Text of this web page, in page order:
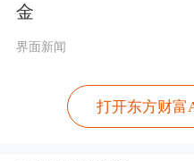
这套组合拳本应
半个月后调查发
金
界面新闻
打开东方财富